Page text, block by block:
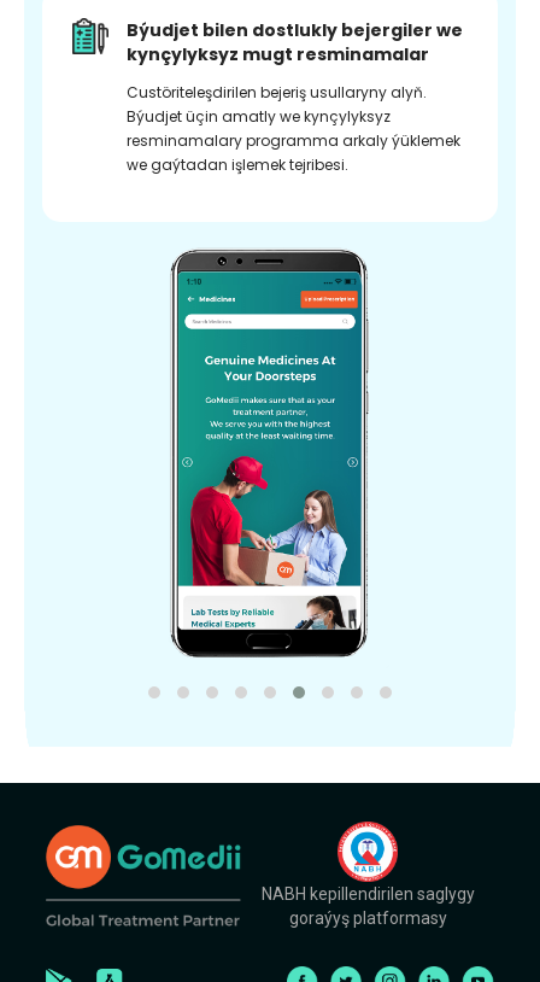
Býudjet bilen dostlukly bejergiler we
kynçylyksyz mugt resminamalar
Custöriteleşdirilen bejeriş usullaryny alyň.
Býudjet üçin amatly we kynçylyksyz
resminamalary programma arkaly ýüklemek
we gaýtadan işlemek tejribesi.
NABH kepillendirilen saglygy
goraýyş platformasy